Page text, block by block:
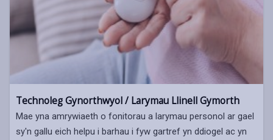
Technoleg Gynorthwyol / Larymau Llinell Gymorth
Mae yna amrywiaeth o fonitorau a larymau personol ar gael
sy'n gallu eich helpu i barhau i fyw gartref yn ddiogel ac yn